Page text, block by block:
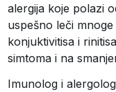
alergija koje polazi
uspešno leči
konjuktivitisa i
simtoma i na
Imunolog i